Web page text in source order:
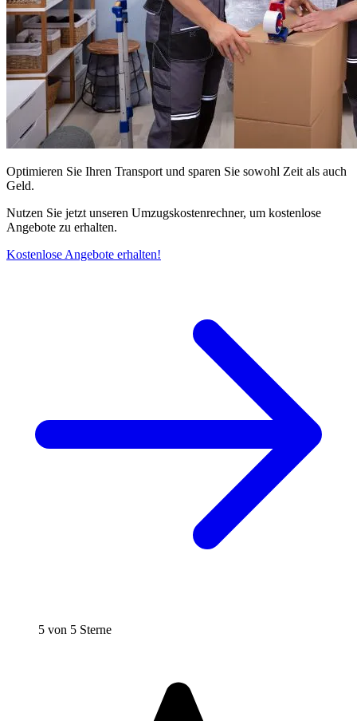
Optimieren Sie Ihren Transport und sparen Sie sowohl Zeit als auch
Geld.
Nutzen Sie jetzt unseren Umzugskostenrechner, um kostenlose
Angebote zu erhalten.
Kostenlose Angebote erhalten!
5 von 5 Sterne